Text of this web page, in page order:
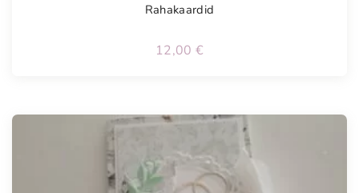
Rahakaardid
12,00 €